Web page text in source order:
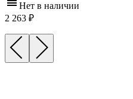
Нет в наличии
2 263